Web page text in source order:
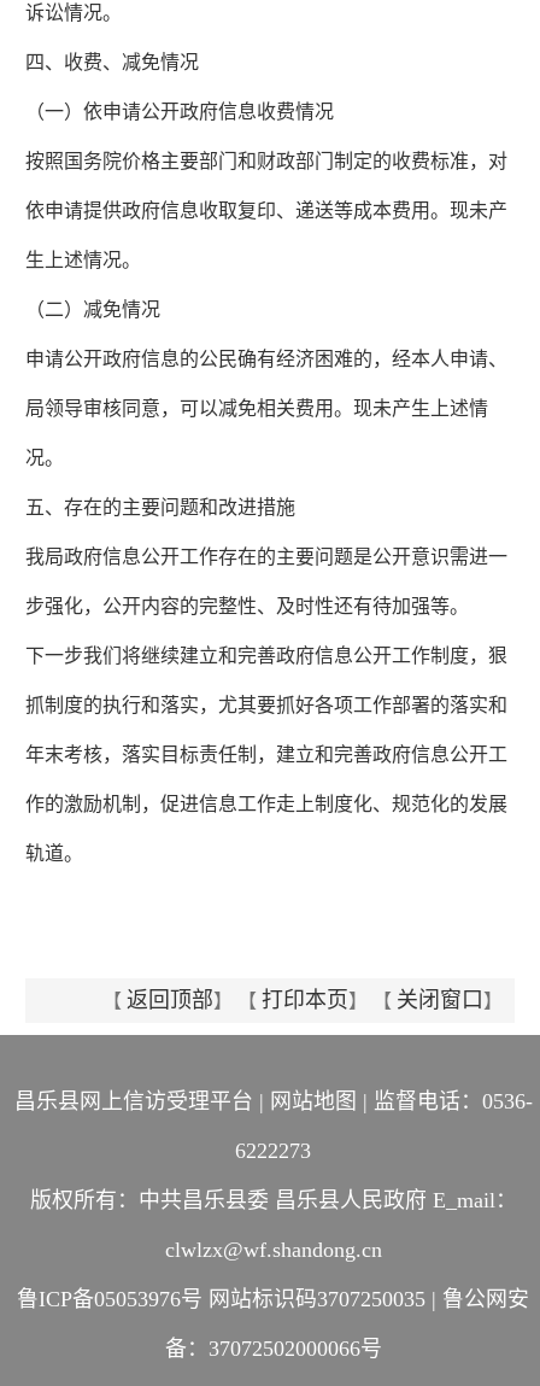
诉讼情况。
四、收费、减免情况
（一）依申请公开政府信息收费情况
按照国务院价格主要部门和财政部门制定的收费标准，对
依申请提供政府信息收取复印、递送等成本费用。现未产
生上述情况。
（二）减免情况
申请公开政府信息的公民确有经济困难的，经本人申请、
局领导审核同意，可以减免相关费用。现未产生上述情
况。
五、存在的主要问题和改进措施
我局政府信息公开工作存在的主要问题是公开意识需进一
步强化，公开内容的完整性、及时性还有待加强等。
下一步我们将继续建立和完善政府信息公开工作制度，狠
抓制度的执行和落实，尤其要抓好各项工作部署的落实和
年末考核，落实目标责任制，建立和完善政府信息公开工
作的激励机制，促进信息工作走上制度化、规范化的发展
轨道。
【返回顶部】 【打印本页】 【 关闭窗口 】
昌乐县网上信访受理平台 | 网站地图 | 监督电话：0536-
6222273
版权所有：中共昌乐县委 昌乐县人民政府 E_mail：
clwlzx@wf.shandong.cn
鲁ICP备05053976号 网站标识码3707250035 | 鲁公网安
备：37072502000066号